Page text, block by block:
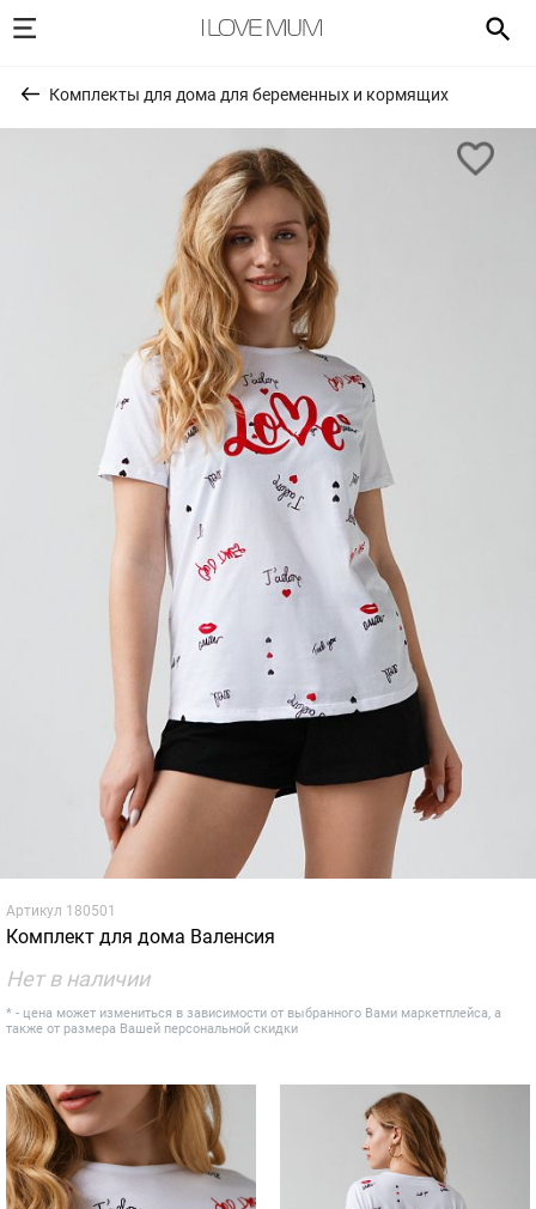
Комплекты для дома для беременных и кормящих
Артикул 180501
Комплект для дома Валенсия
Нет в наличии
* - цена может измениться в зависимости от выбранного Вами маркетплейса, а
также от размера Вашей персональной скидки